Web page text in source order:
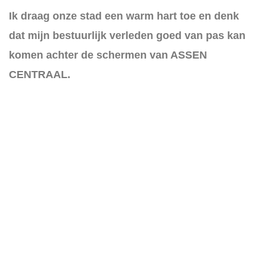
Ik draag onze stad een warm hart toe en denk
dat mijn bestuurlijk verleden goed van pas kan
komen achter de schermen van ASSEN
CENTRAAL.